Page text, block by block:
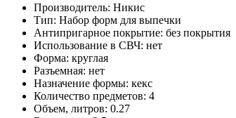
Производитель: Никис
Тип: Набор форм для выпечки
Антипригарное покрытие: без покрытия
Использование в СВЧ: нет
Форма: круглая
Разъемная: нет
Назначение формы: кекс
Количество предметов: 4
Объем, литров: 0.27